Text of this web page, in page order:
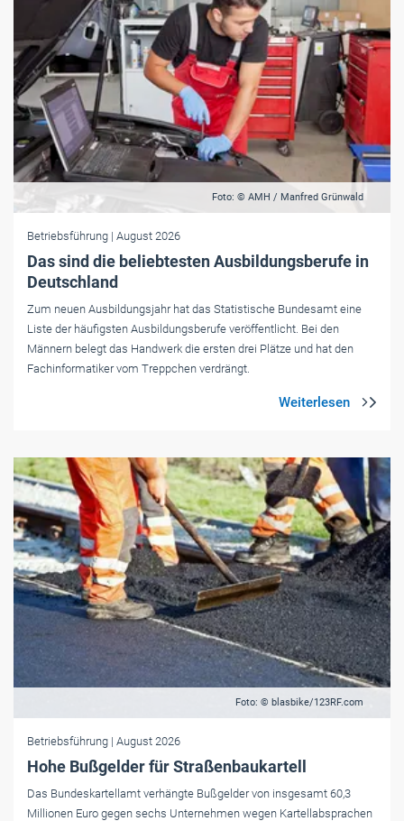
Foto: © AMH / Manfred Grünwald
Betriebsführung | August 2026
Das sind die beliebtesten Ausbildungsberufe in
Deutschland
Zum neuen Ausbildungsjahr hat das Statistische Bundesamt eine
Liste der häufigsten Ausbildungsberufe veröffentlicht. Bei den
Männern belegt das Handwerk die ersten drei Plätze und hat den
Fachinformatiker vom Treppchen verdrängt.
Foto: © blasbike/123RF.com
Betriebsführung | August 2026
Hohe Bußgelder für Straßenbaukartell
Das Bundeskartellamt verhängte Bußgelder von insgesamt 60,3
Millionen Euro gegen sechs Unternehmen wegen Kartellabsprachen